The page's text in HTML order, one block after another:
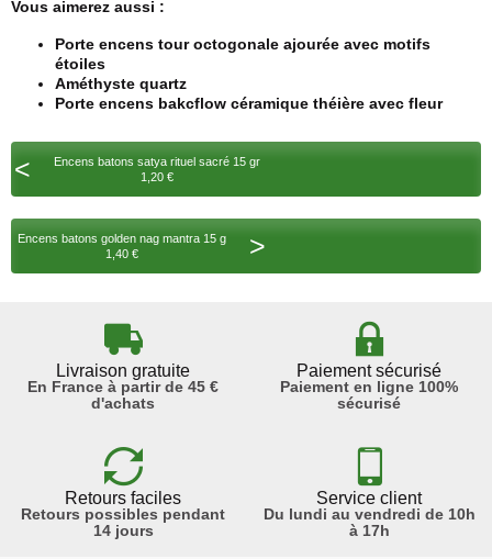
Vous aimerez aussi :
Porte encens tour octogonale ajourée avec motifs
étoiles
Améthyste quartz
Porte encens bakcflow céramique théière avec fleur
<
Encens batons satya rituel sacré 15 gr
1,20 €
Encens batons golden nag mantra 15 g
1,40 €
>
Livraison gratuite
En France à partir de 45 €
d'achats
Paiement sécurisé
Paiement en ligne 100%
sécurisé
Retours faciles
Retours possibles pendant
14 jours
Service client
Du lundi au vendredi de 10h
à 17h